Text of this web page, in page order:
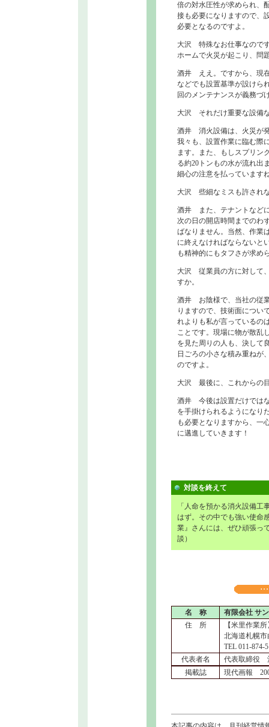
倍の対水圧性が求められ、
接も必要になりますので、
必要となるのですよ。
大沢 特殊なお仕事なので
ホームで火災が起こり、問
酒井 ええ。ですから、現
などでも設置基準が設けら
回のメンテナンスが義務づ
大沢 それだけ重要な設備
酒井 消火設備は、火災が
我々も、設置作業に臨む際
ます。また、もしスプリン
る約20トンもの水が流れ出
細心の注意を払っています
大沢 些細なミスも許され
酒井 また、テナントなど
次の日の開店時間までのわ
ばなりません。当然、作業
に終えなければならないと
も精神的にもタフさが求め
大沢 従業員の方に対して
すか。
酒井 お陰様で、当社の従
りますので、技術面につい
れよりも私が言っているの
ことです。現場に物が散乱
を見た周りの人も、決して
日ごろの小さな積み重ねが
のですよ。
大沢 最後に、これからの
酒井 今後は設置だけでは
を手掛けられるようになり
も必要となりますから、一
に邁進していきます！
対談を終えて
「人命を預かる消火設備
はず。その中でも強い使命
業』さんには、ぜひ頑張っ
談）
名 称
有限会社 サ
住 所
【米里作業
北海道札幌市
TEL 011-874-
代表者名
代表取締役
掲載誌
現代画報